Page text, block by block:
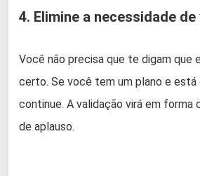
4. Elimine a necessidade
Você não precisa que te digam que
certo. Se você tem um plano e está
continue. A validação virá em forma
de aplauso.